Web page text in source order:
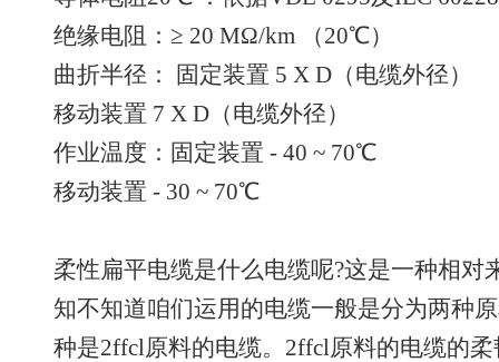
绝缘电阻：≥ 20 MΩ/km （20℃）
曲折半径： 固定装置 5 X D（电缆外径）
移动装置 7 X D（电缆外径）
作业温度：固定装置 - 40 ~ 70℃
移动装置 - 30 ~ 70℃
柔性扁平电缆是什么电缆呢?这是一种相
知不知道咱们运用的电缆一般是分为两种
种是2ffcl原料的电缆。2ffcl原料的电缆的